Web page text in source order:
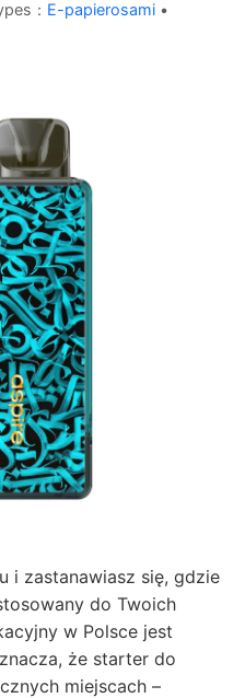
： E-papierosami •
i zastanawiasz się, gdzie
do Twoich
w Polsce jest
że starter do
miejscach –